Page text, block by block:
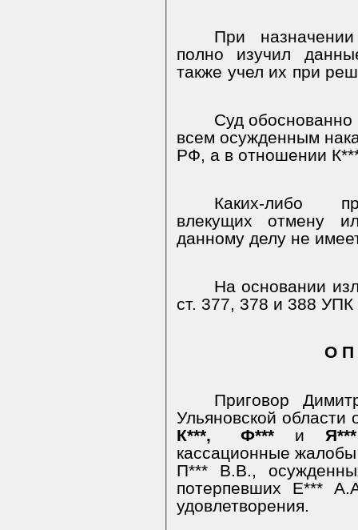
При
полно изучил
также учел их при
Суд
всем осужденным
РФ, а в отношении
Каких-либо
влекущих отмену
данному делу не
На основании
ст. 377, 378 и 388
О П
Приговор
Ульяновской области
К***,
Ф*** и
Я***
кассационные
П*** В.В.,
потерпевших Е***
удовлетворения.